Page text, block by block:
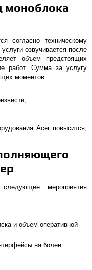
моноблока
согласно техническому
озвучивается после
объем предстоящих
работ. Сумма за услугу
моментов:
Аcer повысится,
мероприятия
и объем оперативной
на более